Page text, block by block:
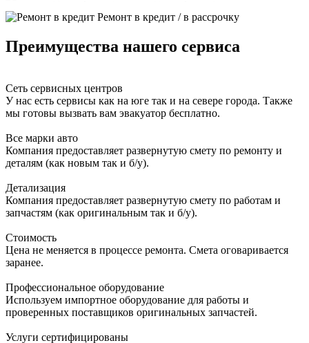
Ремонт в кредит / в рассрочку
Преимущества нашего сервиса
Сеть сервисных центров
У нас есть сервисы как на юге так и на севере города. Также
мы готовы вызвать вам эвакуатор бесплатно.
Все марки авто
Компания предоставляет развернутую смету по ремонту и
деталям (как новым так и б/у).
Детализация
Компания предоставляет развернутую смету по работам и
запчастям (как оригинальным так и б/у).
Стоимость
Цена не меняется в процессе ремонта. Смета оговаривается
заранее.
Профессиональное оборудование
Используем импортное оборудование для работы и
проверенных поставщиков оригинальных запчастей.
Услуги сертифицированы